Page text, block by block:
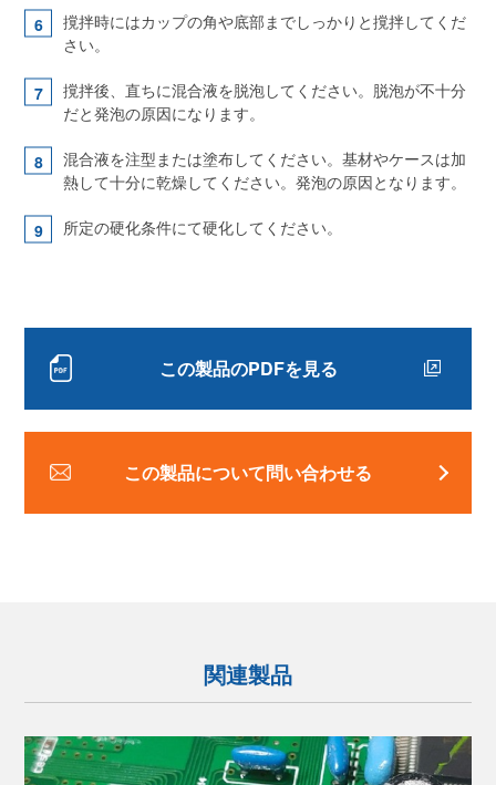
撹拌時にはカップの角や底部までしっかりと撹拌してくだ
さい。
撹拌後、直ちに混合液を脱泡してください。脱泡が不十分
だと発泡の原因になります。
混合液を注型または塗布してください。基材やケースは加
熱して十分に乾燥してください。発泡の原因となります。
所定の硬化条件にて硬化してください。
この製品のPDFを見る
この製品について問い合わせる
関連製品